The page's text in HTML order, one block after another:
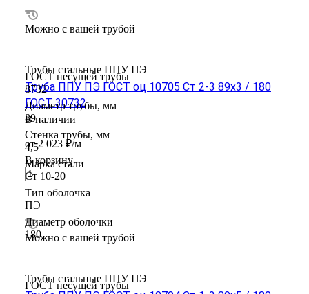
ГОСТ несущей трубы
8732
Диаметр трубы, мм
89
Стенка трубы, мм
4,5
Марка стали
Ст 10-20
Тип оболочка
ПЭ
Диаметр оболочки
180
ГОСТ несущей трубы
Можно с вашей трубой
Трубы стальные ППУ ПЭ
Труба ППУ ПЭ ГОСТ оц 10705 Ст 2-3 89x3 / 180
ГОСТ 30732
В наличии
от 2 023 ₽/м
В корзину
Можно с вашей трубой
Трубы стальные ППУ ПЭ